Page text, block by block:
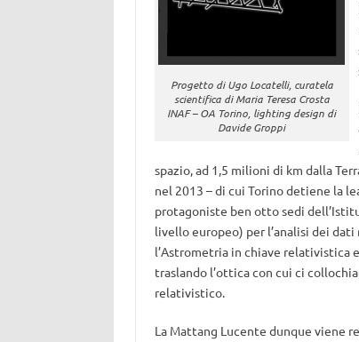
Progetto di Ugo Locatelli, curatela
scientifica di Maria Teresa Crosta
INAF – OA Torino, lighting design di
Davide Groppi
spazio, ad 1,5 milioni di km dalla
nel 2013 – di cui Torino detiene la
protagoniste ben otto sedi
livello europeo) per l’analisi dei dati
l’Astrometria in chiave relativistica
traslando l’ottica con cui ci
relativistico.
La Mattang Lucente dunque viene